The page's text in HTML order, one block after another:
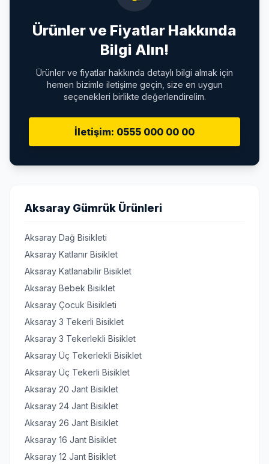
Ürünler ve Fiyatlar Hakkında
Bilgi Alın!
Ürünler ve fiyatlar hakkında detaylı bilgi almak için
hemen bizimle iletişime geçin, size en uygun
seçenekleri birlikte değerlendirelim.
İletişim: 0555 000 00 00
Aksaray Gümrük Ürünleri
Aksaray Dağ Bisikleti
Aksaray Katlanır Bisiklet
Aksaray Katlanabilir Bisiklet
Aksaray Bebek Bisiklet
Aksaray Çocuk Bisikleti
Aksaray 3 Tekerli Bisiklet
Aksaray 3 Tekerlekli Bisiklet
Aksaray Üç Tekerlekli Bisiklet
Aksaray Üç Tekerli Bisiklet
Aksaray 20 Jant Bisiklet
Aksaray 24 Jant Bisiklet
Aksaray 26 Jant Bisiklet
Aksaray 16 Jant Bisiklet
Aksaray 12 Jant Bisiklet